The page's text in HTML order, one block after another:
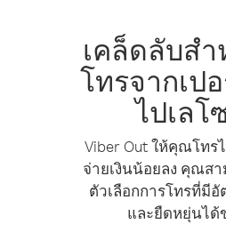
เคล็ดลับสำ
โทรจากเป
ไปเลโ
Viber Out ให้คุณโท
จ่ายเงินน้อยลง คุณสา
ตัวเลือกการโทรที่มีอั
และยืดหยุ่นได้